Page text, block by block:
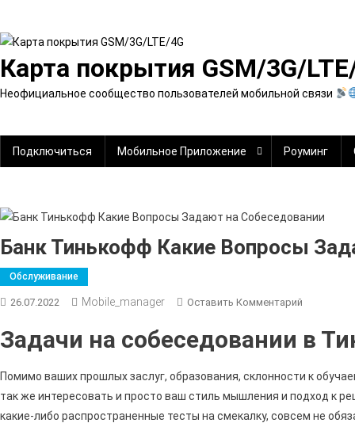
содержимому
Карта покрытия GSM/3G/
Неофициальное сообщество пользователей мобильной связи
Подключиться Мобильное Приложение Роуминг
Банк Тинькофф Какие Вопросы
Обслуживание
26.07.2022 Mobile_manager Оставить Комментарий
Тинькофф
Вопросы
Задают
Задачи на собеседовании в
Помимо ваших прошлых заслуг, образования, склонности к
так же интересовать и просто ваш стиль мышления и подход к
какие-либо распространенные тесты на смекалку, совсем не